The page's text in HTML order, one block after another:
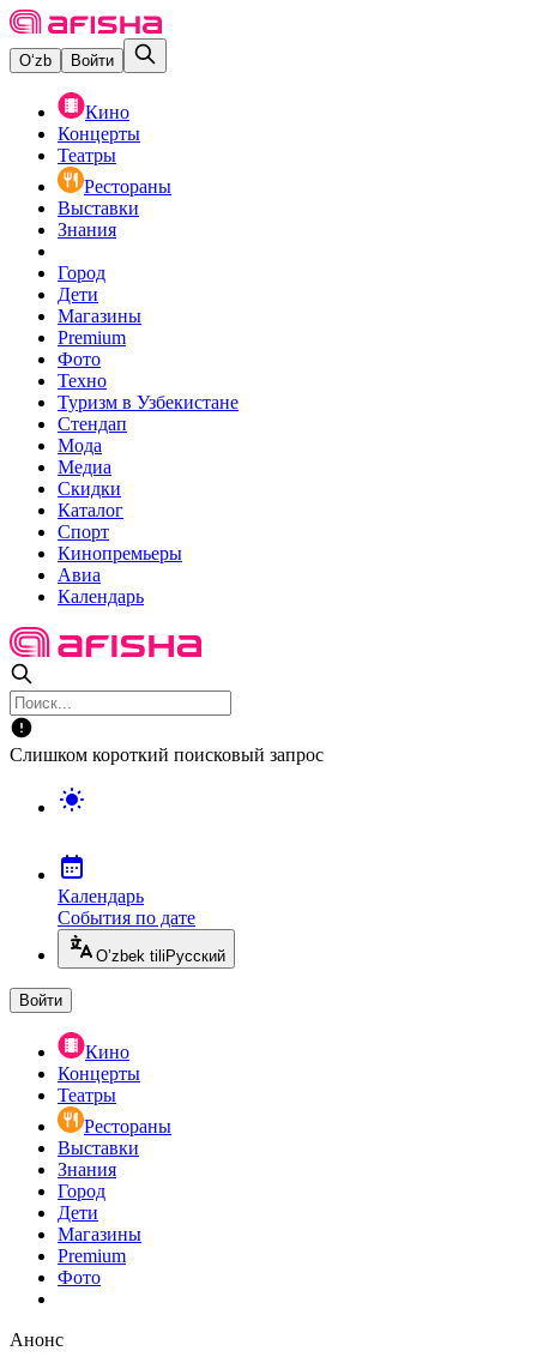
O‘zb Войти
Кино
Концерты
Театры
Рестораны
Выставки
Знания
Город
Дети
Магазины
Premium
Фото
Техно
Туризм в Узбекистане
Стендап
Мода
Медиа
Скидки
Каталог
Спорт
Кинопремьеры
Авиа
Календарь
Слишком короткий поисковый запрос
Календарь
События по дате
O’zbek tili Русский
Войти
Кино
Концерты
Театры
Рестораны
Выставки
Знания
Город
Дети
Магазины
Premium
Фото
Анонс